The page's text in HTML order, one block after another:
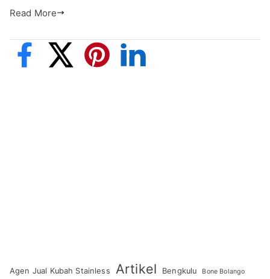
Read More
Agen Jual Kubah Stainless Artikel Bengkulu Bone Bolango